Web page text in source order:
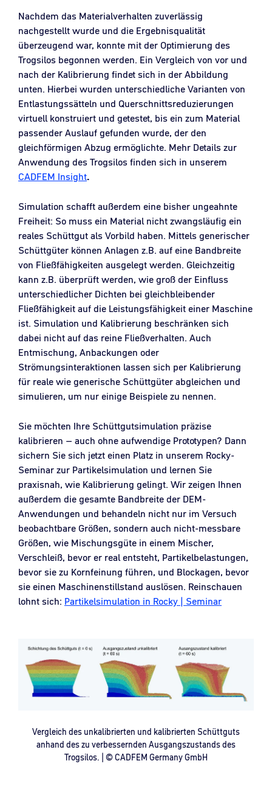
Nachdem das Materialverhalten zuverlässig
nachgestellt wurde und die Ergebnisqualität
überzeugend war, konnte mit der Optimierung des
Trogsilos begonnen werden. Ein Vergleich von vor und
nach der Kalibrierung findet sich in der Abbildung
unten. Hierbei wurden unterschiedliche Varianten von
Entlastungssätteln und Querschnittsreduzierungen
virtuell konstruiert und getestet, bis ein zum Material
passender Auslauf gefunden wurde, der den
gleichförmigen Abzug ermöglichte. Mehr Details zur
Anwendung des Trogsilos finden sich in unserem
CADFEM Insight.
Simulation schafft außerdem eine bisher ungeahnte
Freiheit: So muss ein Material nicht zwangsläufig ein
reales Schüttgut als Vorbild haben. Mittels generischer
Schüttgüter können Anlagen z.B. auf eine Bandbreite
von Fließfähigkeiten ausgelegt werden. Gleichzeitig
kann z.B. überprüft werden, wie groß der Einfluss
unterschiedlicher Dichten bei gleichbleibender
Fließfähigkeit auf die Leistungsfähigkeit einer Maschine
ist. Simulation und Kalibrierung beschränken sich
dabei nicht auf das reine Fließverhalten. Auch
Entmischung, Anbackungen oder
Strömungsinteraktionen lassen sich per Kalibrierung
für reale wie generische Schüttgüter abgleichen und
simulieren, um nur einige Beispiele zu nennen.
Sie möchten Ihre Schüttgutsimulation präzise
kalibrieren – auch ohne aufwendige Prototypen? Dann
sichern Sie sich jetzt einen Platz in unserem Rocky-
Seminar zur Partikelsimulation und lernen Sie
praxisnah, wie Kalibrierung gelingt. Wir zeigen Ihnen
außerdem die gesamte Bandbreite der DEM-
Anwendungen und behandeln nicht nur im Versuch
beobachtbare Größen, sondern auch nicht-messbare
Größen, wie Mischungsgüte in einem Mischer,
Verschleiß, bevor er real entsteht, Partikelbelastungen,
bevor sie zu Kornfeinung führen, und Blockagen, bevor
sie einen Maschinenstillstand auslösen. Reinschauen
lohnt sich: Partikelsimulation in Rocky | Seminar
Vergleich des unkalibrierten und kalibrierten Schüttguts
anhand des zu verbessernden Ausgangszustands des
Trogsilos. | © CADFEM Germany GmbH